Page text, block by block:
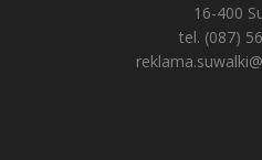
16-400
tel. (087)